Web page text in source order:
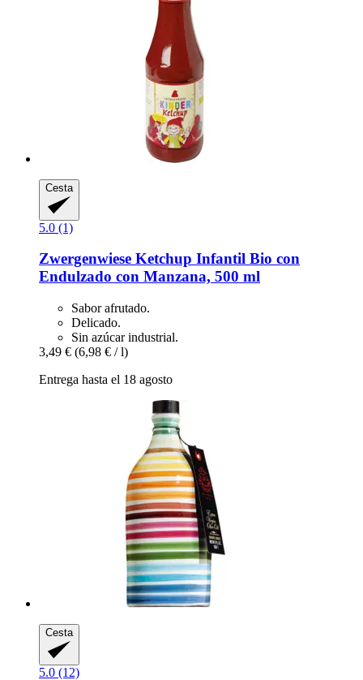
Cesta
5.0 (1)
Zwergenwiese Ketchup Infantil Bio con
Endulzado con Manzana, 500 ml
Sabor afrutado.
Delicado.
Sin azúcar industrial.
3,49 € (6,98 € / l)
Entrega hasta el 18 agosto
Cesta
5.0 (12)